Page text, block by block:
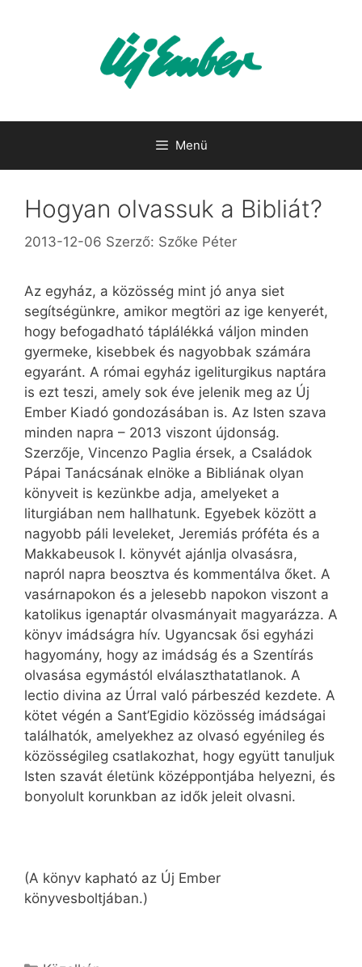
Menü
Hogyan olvassuk a Bibliát?
2013-12-06 Szerző: Szőke Péter
Az egyház, a közösség mint jó anya siet
segítségünkre, amikor megtöri az ige kenyerét,
hogy befogadható táplálékká váljon minden
gyermeke, kisebbek és nagyobbak számára
egyaránt. A római egyház igeliturgikus naptára
is ezt teszi, amely sok éve jelenik meg az Új
Ember Kiadó gondozásában is. Az Isten szava
minden napra – 2013 viszont újdonság.
Szerzője, Vincenzo Paglia érsek, a Családok
Pápai Tanácsának elnöke a Bibliának olyan
könyveit is kezünkbe adja, amelyeket a
liturgiában nem hallhatunk. Egyebek között a
nagyobb páli leveleket, Jeremiás próféta és a
Makkabeusok I. könyvét ajánlja olvasásra,
napról napra beosztva és kommentálva őket. A
vasárnapokon és a jelesebb napokon viszont a
katolikus igenaptár olvasmányait magyarázza. A
könyv imádságra hív. Ugyancsak ősi egyházi
hagyomány, hogy az imádság és a Szentírás
olvasása egymástól elválaszthatatlanok. A
lectio divina az Úrral való párbeszéd kezdete. A
kötet végén a Sant’Egidio közösség imádságai
találhatók, amelyekhez az olvasó egyénileg és
közösségileg csatlakozhat, hogy együtt tanuljuk
Isten szavát életünk középpontjába helyezni, és
bonyolult korunkban az idők jeleit olvasni.
(A könyv kapható az Új Ember
könyvesboltjában.)